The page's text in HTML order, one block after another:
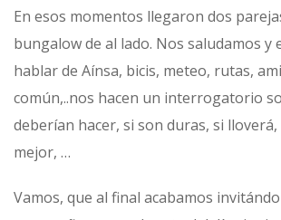
En esos momentos llegaron dos
bungalow de al lado. Nos saludamos y
hablar de Aínsa, bicis, meteo, rutas,
común,..nos hacen un interrogatorio
deberían hacer, si son duras, si
mejor, …
Vamos, que al final acabamos